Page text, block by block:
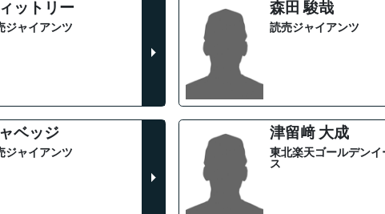
ットリー
ジャイアンツ
森田 駿哉
読売ジャイアンツ
ベッジ
ジャイアンツ
津留﨑 大成
東北楽天ゴールデンイ
ス